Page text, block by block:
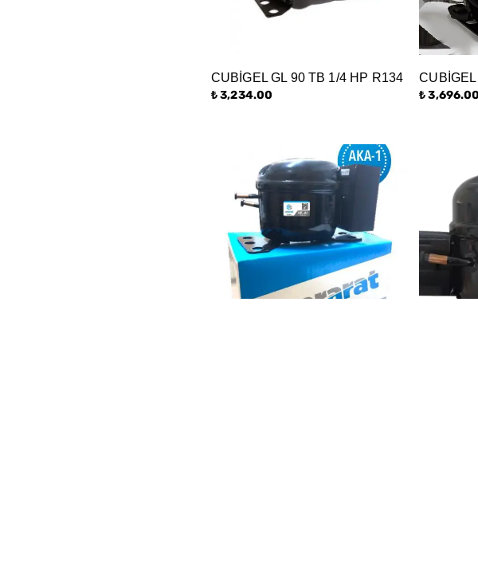
CUBİGEL GL 90 TB 1/4 HP R134
₺ 3,234.00
₺ 3,696.00